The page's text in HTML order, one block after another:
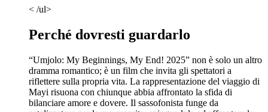
< /ul>
Perché dovresti guardarlo
“Umjolo: My Beginnings, My End! 2025” non è solo un altro
dramma romantico; è un film che invita gli spettatori a
riflettere sulla propria vita. La rappresentazione del viaggio di
Mayi risuona con chiunque abbia affrontato la sfida di
bilanciare amore e dovere. Il sassofonista funge da